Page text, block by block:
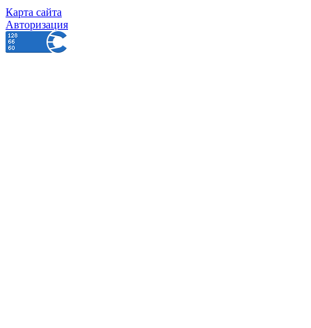
Карта сайта
Авторизация